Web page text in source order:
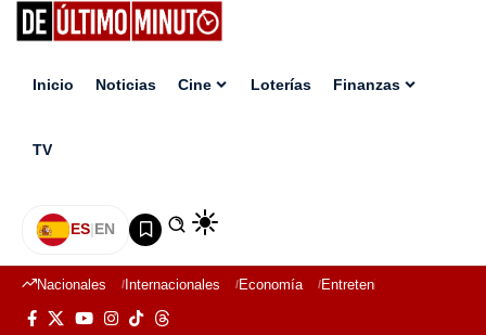
Inicio Noticias Cine Loterías Finanzas
TV
ES|EN
Nacionales Internacionales Economía Entretenimiento